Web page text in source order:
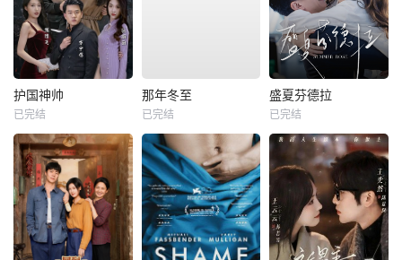
护国神帅
已完结
那年冬至
已完结
盛夏芬德拉
已完结